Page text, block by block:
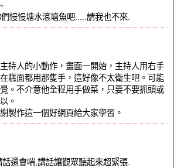
慢慢塘水滾塘魚吧.....請我也不來.
持人的小動作，畫面一開始，主持人用右手
糕面都用那隻手，這好像不太衛生吧。可能
。不介意他全程用手做菜，只要不要抓頭或
。
製作這一個好網頁給大家學習。
還會喘,講話讓觀眾聽起來超緊張.